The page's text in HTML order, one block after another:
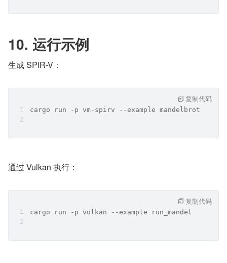
10. 运行示例
生成 SPIR-V：
cargo run -p vm-spirv --example mandelbrot
复制代码
通过 Vulkan 执行：
cargo run -p vulkan --example run_mandel
复制代码